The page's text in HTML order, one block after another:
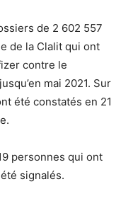
de 2 602 557
de la Clalit qui ont
contre le
mai 2021. Sur
été constatés en 21
personnes qui ont
signalés.